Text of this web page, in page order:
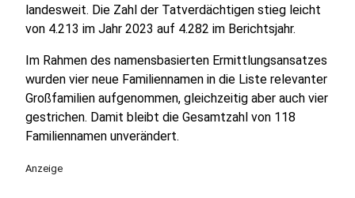
landesweit. Die Zahl der Tatverdächtigen stieg leicht
von 4.213 im Jahr 2023 auf 4.282 im Berichtsjahr.
Im Rahmen des namensbasierten Ermittlungsansatzes
wurden vier neue Familiennamen in die Liste relevanter
Großfamilien aufgenommen, gleichzeitig aber auch vier
gestrichen. Damit bleibt die Gesamtzahl von 118
Familiennamen unverändert.
Anzeige